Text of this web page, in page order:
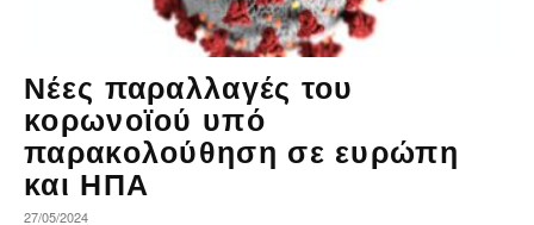
Νέες παραλλαγές του
κορωνοϊού υπό
παρακολούθηση σε ευρώπη
και ΗΠΑ
27/05/2024